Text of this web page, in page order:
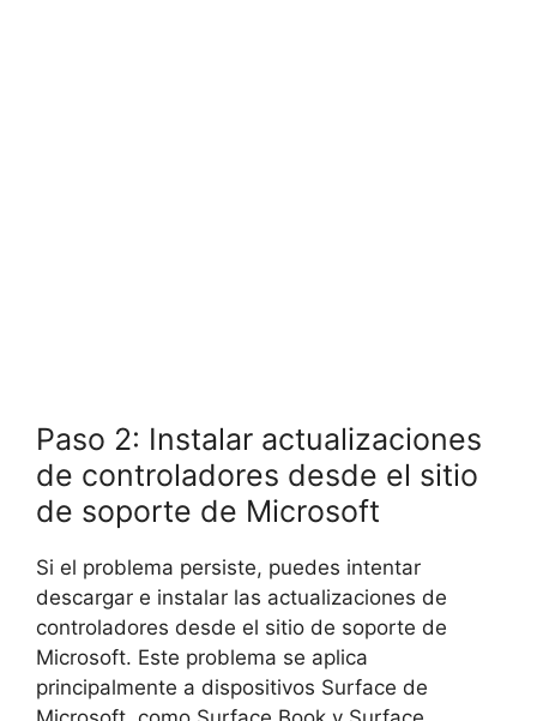
Paso 2: Instalar actualizaciones
de controladores desde el sitio
de soporte de Microsoft
Si el problema persiste, puedes intentar
descargar e instalar las actualizaciones de
controladores desde el sitio de soporte de
Microsoft. Este problema se aplica
principalmente a dispositivos Surface de